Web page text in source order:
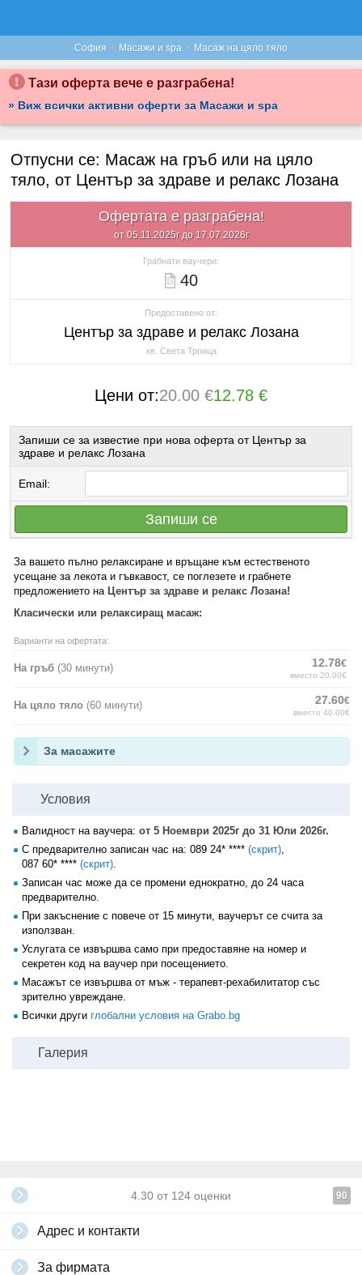
София · Масажи и spa · Масаж на цяло тяло
Тази оферта вече е разграбена!
» Виж всички активни оферти за Масажи и spa
Отпусни се: Масаж на гръб или на цяло
тяло, от Център за здраве и релакс Лозана
Офертата е разграбена!
от 05.11.2025г до 17.07.2026г
Грабнати ваучери:
40
Предоставено от:
Център за здраве и релакс Лозана
кв. Света Троица
Цени от:20.00 €12.78 €
Запиши се за известие при нова оферта от Център за
здраве и релакс Лозана
Email:
Запиши се
За вашето пълно релаксиране и връщане към естественото
усещане за лекота и гъвкавост, се поглезете и грабнете
предложението на Център за здраве и релакс Лозана!
Класически или релаксиращ масаж:
Варианти на офертата:
На гръб (30 минути) 12.78€
вместо 20.00€
На цяло тяло (60 минути) 27.60€
вместо 40.00€
За масажите
Условия
Валидност на ваучера: от 5 Ноември 2025г до 31 Юли 2026г.
С предварително записан час на: 089 24* **** (скрит),
087 60* **** (скрит).
Записан час може да се промени еднократно, до 24 часа
предварително.
При закъснение с повече от 15 минути, ваучерът се счита за
използван.
Услугата се извършва само при предоставяне на номер и
секретен код на ваучер при посещението.
Масажът се извършва от мъж - терапевт-рехабилитатор със
зрително увреждане.
Всички други глобални условия на Grabo.bg
Галерия
4.30 от 124 оценки 90
Адрес и контакти
За фирмата